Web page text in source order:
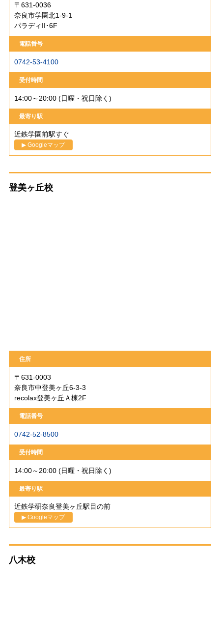
〒631-0036
奈良市学園北1-9-1
パラディII･6F
電話番号
0742-53-4100
受付時間
14:00～20:00 (日曜・祝日除く)
最寄り駅
近鉄学園前駅すぐ
▶ Googleマップ
登美ヶ丘校
住所
〒631-0003
奈良市中登美ヶ丘6-3-3
recolax登美ヶ丘Ａ棟2F
電話番号
0742-52-8500
受付時間
14:00～20:00 (日曜・祝日除く)
最寄り駅
近鉄学研奈良登美ヶ丘駅目の前
▶ Googleマップ
八木校